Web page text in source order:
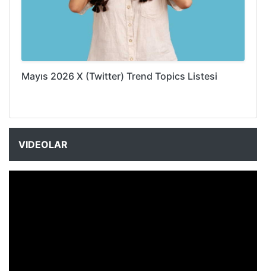
Mayıs 2026 X (Twitter) Trend Topics Listesi
VIDEOLAR